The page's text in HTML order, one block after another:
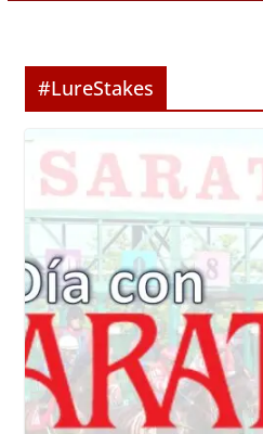
#LureStakes